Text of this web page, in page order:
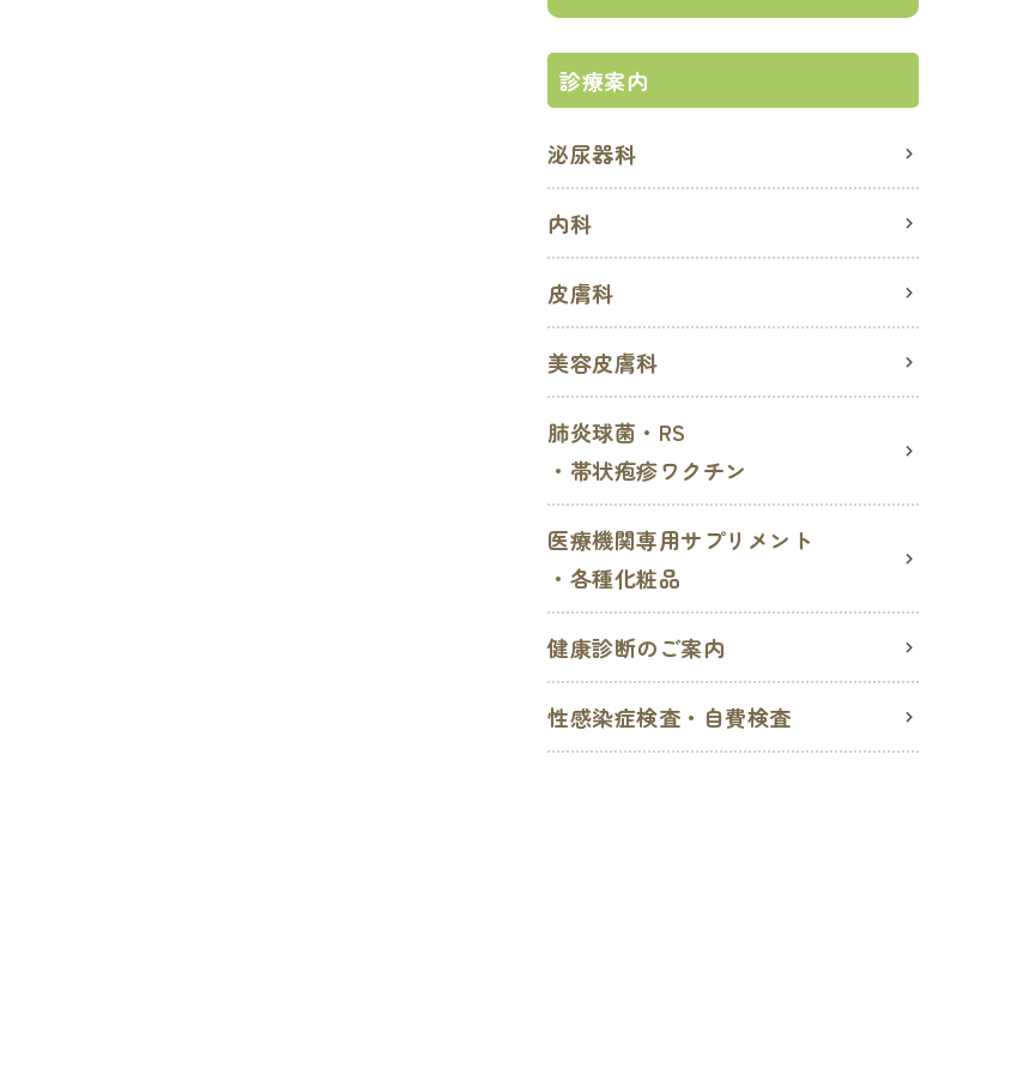
診療案内
泌尿器科
内科
皮膚科
美容皮膚科
肺炎球菌・RS
・帯状疱疹ワクチン
医療機関専用サプリメント
・各種化粧品
健康診断のご案内
性感染症検査・自費検査